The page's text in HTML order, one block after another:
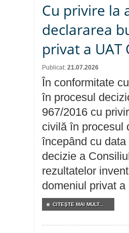
Cu privire la
declararea
privat a UAT
Publicat: 21.07.2026
În conformitate
în procesul
967/2016 cu
civilă în procesul
începând cu
decizie a
rezultatelor
domeniul privat a
CITEŞTE MAI MULT...